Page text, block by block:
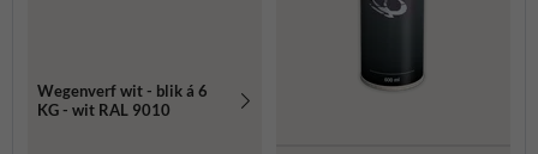
Wegenverf wit - blik á 6
KG - wit RAL 9010